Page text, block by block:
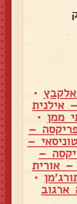
•
אילנית
ממן •
–
–
–
אורית
•